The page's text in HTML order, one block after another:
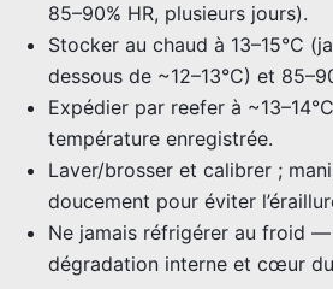
85–90% HR, plusieurs jours).
Stocker au chaud à 13–15°C
dessous de ~12–13°C) et
Expédier par reefer à
température enregistrée.
Laver/brosser et calibrer ;
doucement pour éviter
Ne jamais réfrigérer au froid
dégradation interne et cœur